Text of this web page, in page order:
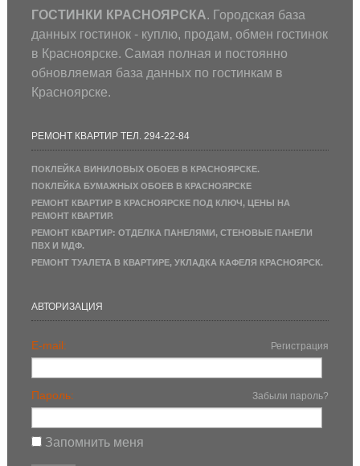
ГОСТИНКИ КРАСНОЯРСКА. Городская база
данных гостинок - куплю, продам, обмен гостинок
в Красноярске. Самая полная и постоянно
обновляемая база данных по гостинкам в
Красноярске.
РЕМОНТ КВАРТИР ТЕЛ. 294-22-84
ПОКЛЕЙКА ВИНИЛОВЫХ ОБОЕВ В КРАСНОЯРСКЕ.
ПОКЛЕЙКА БУМАЖНЫХ ОБОЕВ В КРАСНОЯРСКЕ
РЕМОНТ КВАРТИР В КРАСНОЯРСКЕ ПОД КЛЮЧ, ЦЕНЫ НА
РЕМОНТ КВАРТИР.
РЕМОНТ КВАРТИР: ОТДЕЛКА ПАНЕЛЯМИ, СТЕНОВЫЕ ПАНЕЛИ
ПВХ И МДФ.
РЕМОНТ ТУАЛЕТА В КВАРТИРЕ, УКЛАДКА КАФЕЛЯ КРАСНОЯРСК.
АВТОРИЗАЦИЯ
E-mail: Регистрация
Пароль: Забыли пароль?
Запомнить меня